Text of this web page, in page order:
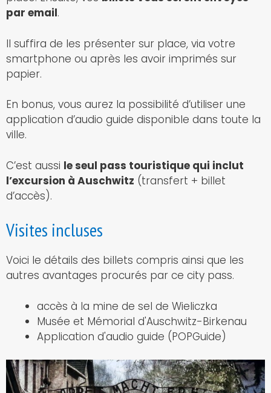
par email.
Il suffira de les présenter sur place, via votre
smartphone ou après les avoir imprimés sur
papier.
En bonus, vous aurez la possibilité d’utiliser une
application d’audio guide disponible dans toute la
ville.
C’est aussi le seul pass touristique qui inclut
l’excursion à Auschwitz (transfert + billet
d’accès).
Visites incluses
Voici le détails des billets compris ainsi que les
autres avantages procurés par ce city pass.
accès à la mine de sel de Wieliczka
Musée et Mémorial d'Auschwitz-Birkenau
Application d'audio guide (POPGuide)